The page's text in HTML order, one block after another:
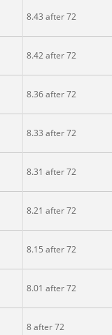
8.43 after 72
8.42 after 72
8.36 after 72
8.33 after 72
8.31 after 72
8.21 after 72
8.15 after 72
8.01 after 72
8 after 72